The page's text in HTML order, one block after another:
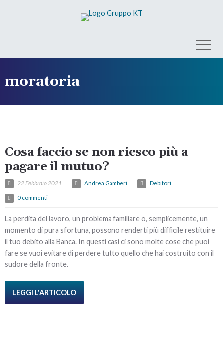
moratoria
Cosa faccio se non riesco più a
pagare il mutuo?
22 Febbraio 2021 Andrea Gamberi Debitori
0 commenti
La perdita del lavoro, un problema familiare o, semplicemente, un
momento di pura sfortuna, possono renderti più difficile restituire
il tuo debito alla Banca. In questi casi ci sono molte cose che puoi
fare se vuoi evitare di perdere tutto quello che hai costruito con il
sudore della fronte.
LEGGI L'ARTICOLO